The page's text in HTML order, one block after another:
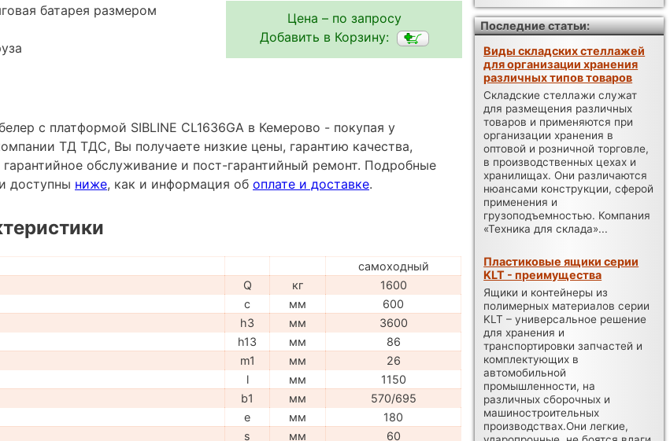
Цена – по запросу
Добавить в Корзину:
батарея размером
с платформой SIBLINE CL1636GA в Кемерово - покупая у
ТД ТДС, Вы получаете низкие цены, гарантию качества,
обслуживание и пост-гарантийный ремонт. Подробные
доступны ниже, как и информация об оплате и доставке.
самоходный
Q кг
1600
c мм
600
h3 мм
3600
h13 мм
86
m1 мм
26
l мм
1150
b1 мм
570/695
e мм
180
s мм
60
Последние статьи:
Виды складских стеллажей
для организации хранения
различных типов товаров
Складские стеллажи служат
для размещения различных
товаров и применяются при
организации хранения в
оптовой и розничной торговле,
в производственных цехах и
хранилищах. Они различаются
нюансами конструкции, сферой
применения и
грузоподъемностью. Компания
«Техника для склада»...
Пластиковые ящики серии
KLT - преимущества
Ящики и контейнеры из
полимерных материалов серии
KLT – универсальное решение
для хранения и
транспортировки запчастей и
комплектующих в
автомобильной
промышленности, на
различных сборочных и
машиностроительных
производствах.Они легкие,